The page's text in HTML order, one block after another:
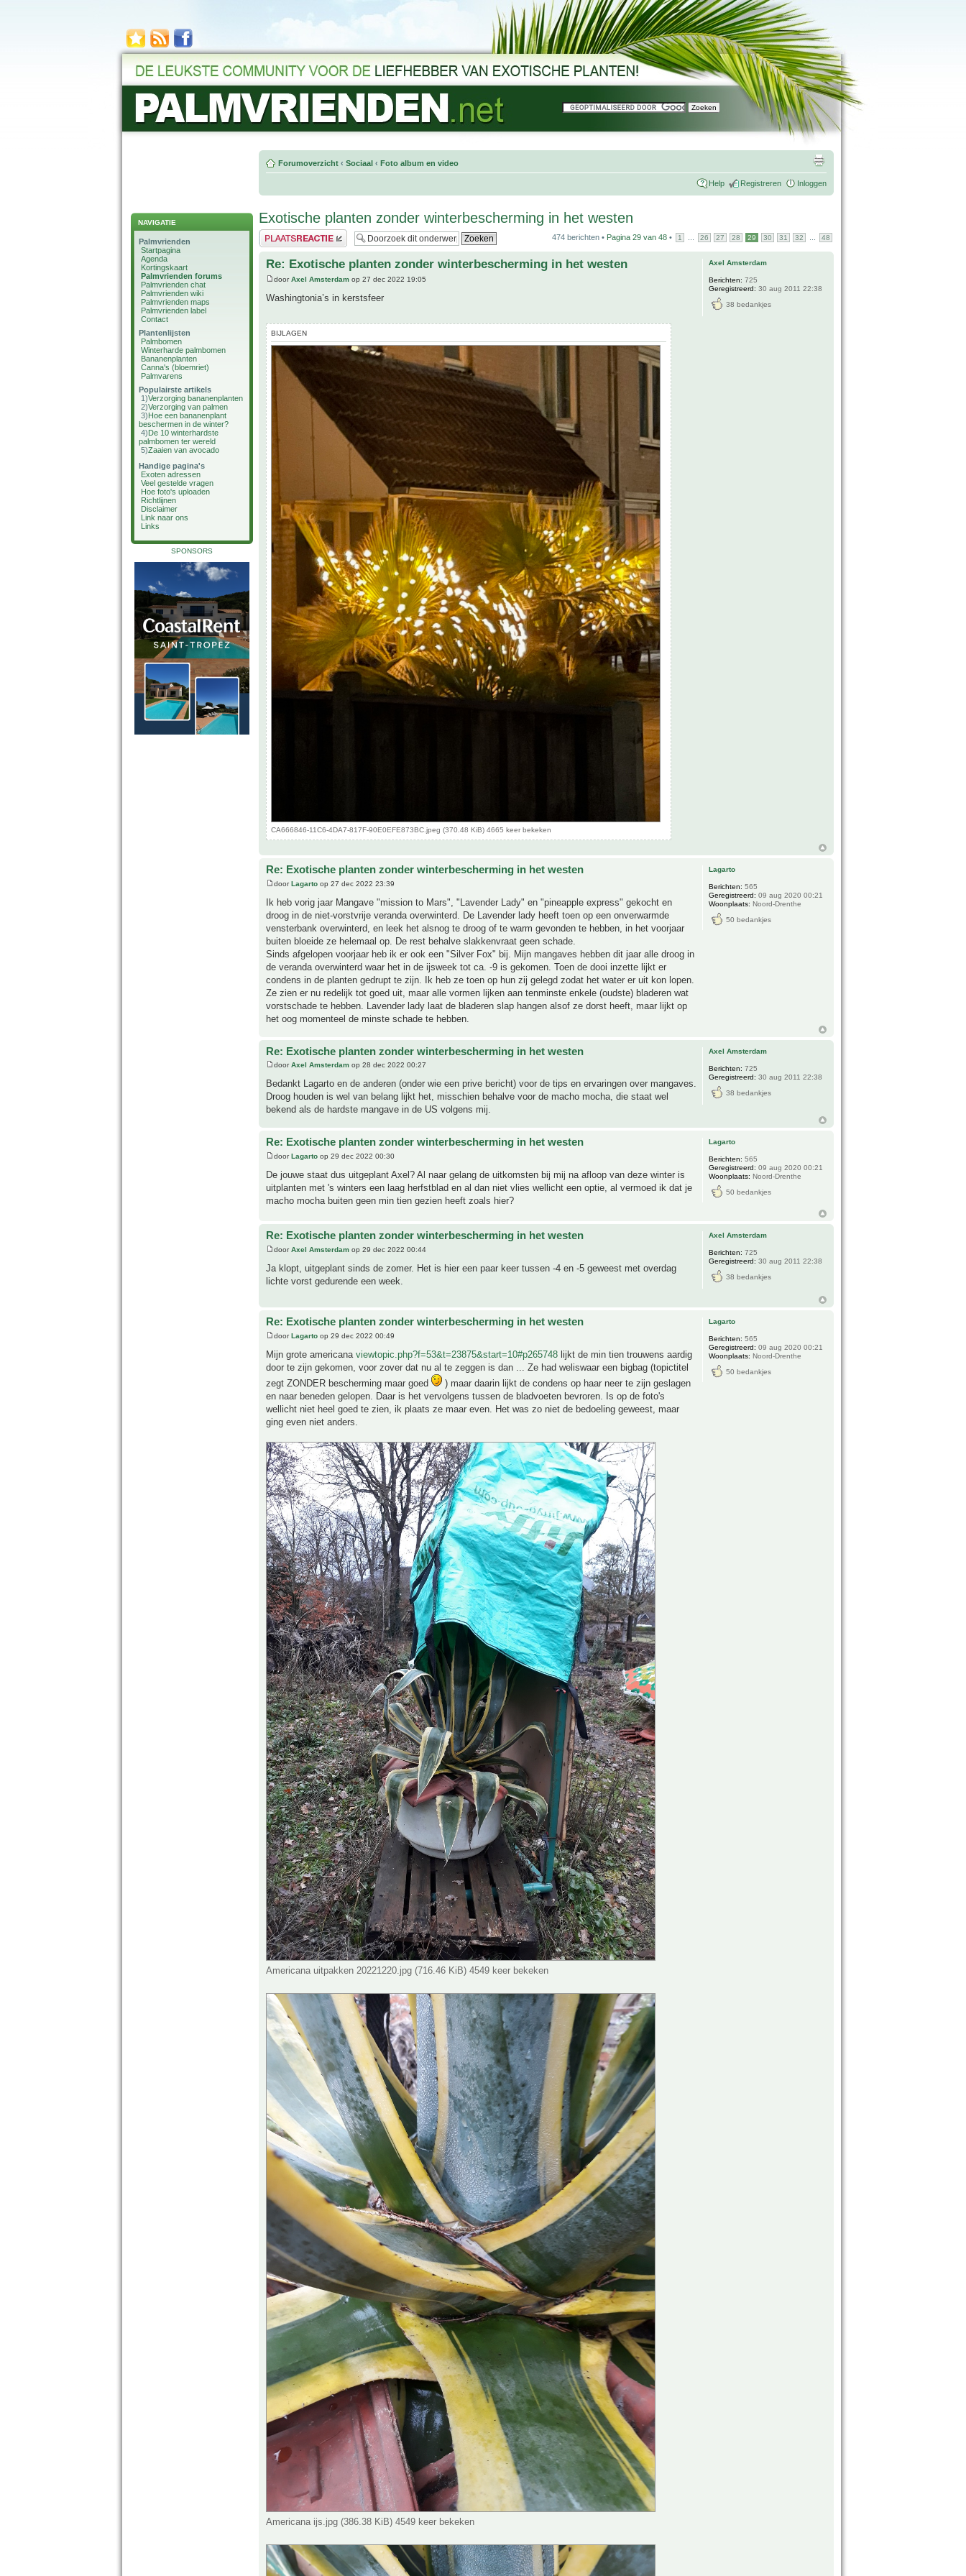
NAVIGATIE
Palmvrienden
Startpagina
Agenda
Kortingskaart
Palmvrienden forums
Palmvrienden chat
Palmvrienden wiki
Palmvrienden maps
Palmvrienden label
Contact
Plantenlijsten
Palmbomen
Winterharde palmbomen
Bananenplanten
Canna's (bloemriet)
Palmvarens
Populairste artikels
1)Verzorging bananenplanten
2)Verzorging van palmen
3)Hoe een bananenplant
beschermen in de winter?
4)De 10 winterhardste
palmbomen ter wereld
5)Zaaien van avocado
Handige pagina's
Exoten adressen
Veel gestelde vragen
Hoe foto's uploaden
Richtlijnen
Disclaimer
Link naar ons
Links
SPONSORS
Forumoverzicht ‹ Sociaal ‹ Foto album en video
Help Registreren Inloggen
Exotische planten zonder winterbescherming in het westen
Plaats een reactie 474 berichten • Pagina 29 van 48 • 1 26 27 28 29 30 31 32 48
Re: Exotische planten zonder winterbescherming in het westen
doorAxel Amsterdam op 27 dec 2022 19:05
Washingtonia’s in kerstsfeer
BIJLAGEN
CA666846-11C6-4DA7-817F-90E0EFE873BC.jpeg (370.48 KiB) 4665 keer bekeken
Axel Amsterdam
Berichten: 725
Geregistreerd: 30 aug 2011 22:38
38 bedankjes
Re: Exotische planten zonder winterbescherming in het westen
doorLagarto op 27 dec 2022 23:39
Ik heb vorig jaar Mangave "mission to Mars", "Lavender Lady" en "pineapple express" gekocht en
droog in de niet-vorstvrije veranda overwinterd. De Lavender lady heeft toen op een onverwarmde
vensterbank overwinterd, en leek het alsnog te droog of te warm gevonden te hebben, in het voorjaar
buiten bloeide ze helemaal op. De rest behalve slakkenvraat geen schade.
Sinds afgelopen voorjaar heb ik er ook een "Silver Fox" bij. Mijn mangaves hebben dit jaar alle droog in
de veranda overwinterd waar het in de ijsweek tot ca. -9 is gekomen. Toen de dooi inzette lijkt er
condens in de planten gedrupt te zijn. Ik heb ze toen op hun zij gelegd zodat het water er uit kon lopen.
Ze zien er nu redelijk tot goed uit, maar alle vormen lijken aan tenminste enkele (oudste) bladeren wat
vorstschade te hebben. Lavender lady laat de bladeren slap hangen alsof ze dorst heeft, maar lijkt op
het oog momenteel de minste schade te hebben.
Lagarto
Berichten: 565
Geregistreerd: 09 aug 2020 00:21
Woonplaats: Noord-Drenthe
50 bedankjes
Re: Exotische planten zonder winterbescherming in het westen
doorAxel Amsterdam op 28 dec 2022 00:27
Bedankt Lagarto en de anderen (onder wie een prive bericht) voor de tips en ervaringen over mangaves.
Droog houden is wel van belang lijkt het, misschien behalve voor de macho mocha, die staat wel
bekend als de hardste mangave in de US volgens mij.
Axel Amsterdam
Berichten: 725
Geregistreerd: 30 aug 2011 22:38
38 bedankjes
Re: Exotische planten zonder winterbescherming in het westen
doorLagarto op 29 dec 2022 00:30
De jouwe staat dus uitgeplant Axel? Al naar gelang de uitkomsten bij mij na afloop van deze winter is
uitplanten met 's winters een laag herfstblad en al dan niet vlies wellicht een optie, al vermoed ik dat je
macho mocha buiten geen min tien gezien heeft zoals hier?
Lagarto
Berichten: 565
Geregistreerd: 09 aug 2020 00:21
Woonplaats: Noord-Drenthe
50 bedankjes
Re: Exotische planten zonder winterbescherming in het westen
doorAxel Amsterdam op 29 dec 2022 00:44
Ja klopt, uitgeplant sinds de zomer. Het is hier een paar keer tussen -4 en -5 geweest met overdag
lichte vorst gedurende een week.
Axel Amsterdam
Berichten: 725
Geregistreerd: 30 aug 2011 22:38
38 bedankjes
Re: Exotische planten zonder winterbescherming in het westen
doorLagarto op 29 dec 2022 00:49
Mijn grote americana viewtopic.php?f=53&t=23875&start=10#p265748 lijkt de min tien trouwens aardig
door te zijn gekomen, voor zover dat nu al te zeggen is dan ... Ze had weliswaar een bigbag (topictitel
zegt ZONDER bescherming maar goed
) maar daarin lijkt de condens op haar neer te zijn geslagen
en naar beneden gelopen. Daar is het vervolgens tussen de bladvoeten bevroren. Is op de foto's
wellicht niet heel goed te zien, ik plaats ze maar even. Het was zo niet de bedoeling geweest, maar
ging even niet anders.
Americana uitpakken 20221220.jpg (716.46 KiB) 4549 keer bekeken
Americana ijs.jpg (386.38 KiB) 4549 keer bekeken
Lagarto
Berichten: 565
Geregistreerd: 09 aug 2020 00:21
Woonplaats: Noord-Drenthe
50 bedankjes